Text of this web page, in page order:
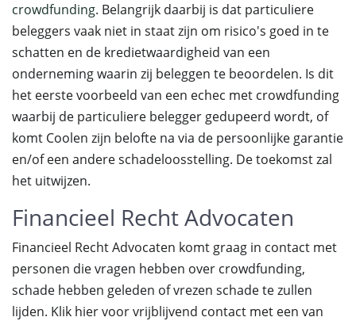
crowdfunding. Belangrijk daarbij is dat particuliere
beleggers vaak niet in staat zijn om risico's goed in te
schatten en de kredietwaardigheid van een
onderneming waarin zij beleggen te beoordelen. Is dit
het eerste voorbeeld van een echec met crowdfunding
waarbij de particuliere belegger gedupeerd wordt, of
komt Coolen zijn belofte na via de persoonlijke garantie
en/of een andere schadeloosstelling. De toekomst zal
het uitwijzen.
Financieel Recht Advocaten
Financieel Recht Advocaten komt graag in contact met
personen die vragen hebben over crowdfunding,
schade hebben geleden of vrezen schade te zullen
lijden. Klik hier voor vrijblijvend contact met een van